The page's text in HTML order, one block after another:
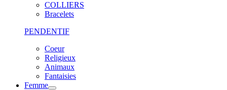
COLLIERS
Bracelets
PENDENTIF
Coeur
Religieux
Animaux
Fantaisies
Femme